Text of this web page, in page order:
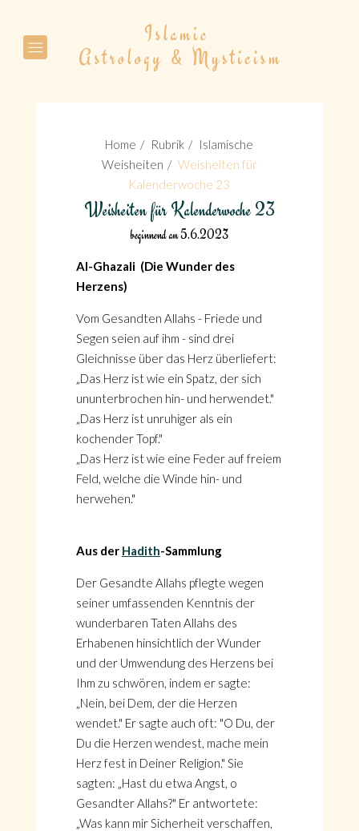
Home Rubrik
Islamische
Weisheiten
Weisheiten für
Kalenderwoche 23
Weisheiten für Kalenderwoche 23
beginnend am 5.6.2023
Al-Ghazali (Die Wunder des
Herzens)
Vom Gesandten Allahs - Friede und
Segen seien auf ihm - sind drei
Gleichnisse über das Herz überliefert:
„Das Herz ist wie ein Spatz, der sich
ununterbrochen hin- und herwendet."
„Das Herz ist unruhiger als ein
kochender Topf."
„Das Herz ist wie eine Feder auf freiem
Feld, welche die Winde hin- und
herwehen."
Aus der Hadith-Sammlung
Der Gesandte Allahs pflegte wegen
seiner umfassenden Kenntnis der
wunderbaren Taten Allahs des
Erhabenen hinsichtlich der Wunder
und der Umwendung des Herzens bei
Ihm zu schwören, indem er sagte:
„Nein, bei Dem, der die Herzen
wendet." Er sagte auch oft: "O Du, der
Du die Herzen wendest, mache mein
Herz fest in Deiner Religion." Sie
sagten: „Hast du etwa Angst, o
Gesandter Allahs?" Er antwortete:
„Was kann mir Sicherheit verschaffen,